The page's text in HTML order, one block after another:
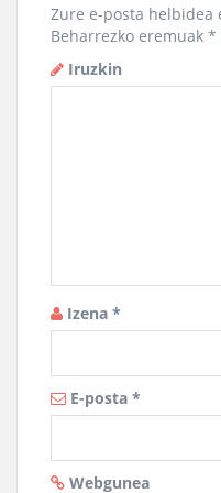
Zure e-posta helbidea
Beharrezko eremuak *
Iruzkin
Izena *
E-posta *
Webgunea